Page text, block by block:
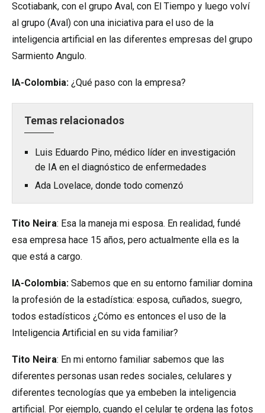
Scotiabank, con el grupo Aval, con El Tiempo y luego volví
al grupo (Aval) con una iniciativa para el uso de la
inteligencia artificial en las diferentes empresas del grupo
Sarmiento Angulo.
IA-Colombia: ¿Qué paso con la empresa?
Temas relacionados
Luis Eduardo Pino, médico líder en investigación
de IA en el diagnóstico de enfermedades
Ada Lovelace, donde todo comenzó
Tito Neira: Esa la maneja mi esposa. En realidad, fundé
esa empresa hace 15 años, pero actualmente ella es la
que está a cargo.
IA-Colombia: Sabemos que en su entorno familiar domina
la profesión de la estadística: esposa, cuñados, suegro,
todos estadísticos ¿Cómo es entonces el uso de la
Inteligencia Artificial en su vida familiar?
Tito Neira: En mi entorno familiar sabemos que las
diferentes personas usan redes sociales, celulares y
diferentes tecnologías que ya embeben la inteligencia
artificial. Por ejemplo, cuando el celular te ordena las fotos